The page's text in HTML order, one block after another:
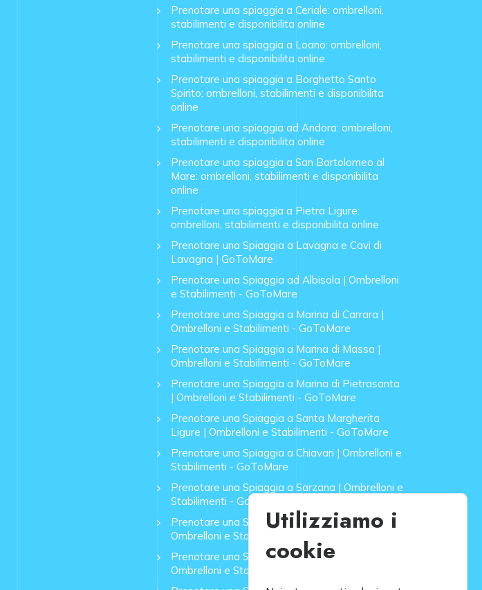
Prenotare una spiaggia a Ceriale: ombrelloni,
stabilimenti e disponibilita online
Prenotare una spiaggia a Loano: ombrelloni,
stabilimenti e disponibilita online
Prenotare una spiaggia a Borghetto Santo
Spirito: ombrelloni, stabilimenti e disponibilita
online
Prenotare una spiaggia ad Andora: ombrelloni,
stabilimenti e disponibilita online
Prenotare una spiaggia a San Bartolomeo al
Mare: ombrelloni, stabilimenti e disponibilita
online
Prenotare una spiaggia a Pietra Ligure:
ombrelloni, stabilimenti e disponibilita online
Prenotare una Spiaggia a Lavagna e Cavi di
Lavagna | GoToMare
Prenotare una Spiaggia ad Albisola | Ombrelloni
e Stabilimenti - GoToMare
Prenotare una Spiaggia a Marina di Carrara |
Ombrelloni e Stabilimenti - GoToMare
Prenotare una Spiaggia a Marina di Massa |
Ombrelloni e Stabilimenti - GoToMare
Prenotare una Spiaggia a Marina di Pietrasanta
| Ombrelloni e Stabilimenti - GoToMare
Prenotare una Spiaggia a Santa Margherita
Ligure | Ombrelloni e Stabilimenti - GoToMare
Prenotare una Spiaggia a Chiavari | Ombrelloni e
Stabilimenti - GoToMare
Prenotare una Spiaggia a Sarzana | Ombrelloni e
Stabilimenti - GoToMare
Prenotare una Spiaggia a Forte dei Marmi |
Ombrelloni e Stabilimenti - GoToMare
Prenotare una Spiaggia a Lido di Camaiore |
Ombrelloni e Stabilimenti - GoToMare
Utilizziamo i
cookie